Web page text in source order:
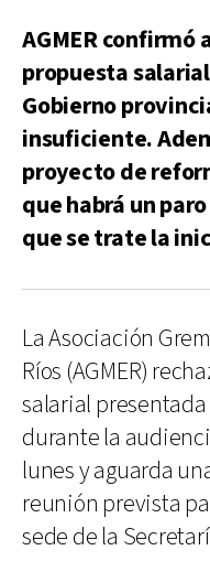
AGMER confirmó
propuesta
Gobierno
insuficiente.
proyecto de
que habrá un
que se trate la
La Asociación
Ríos (AGMER)
salarial
durante la
lunes y aguarda
reunión prevista
sede de la